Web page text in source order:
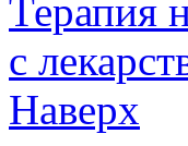
Терапия
с
Наверх